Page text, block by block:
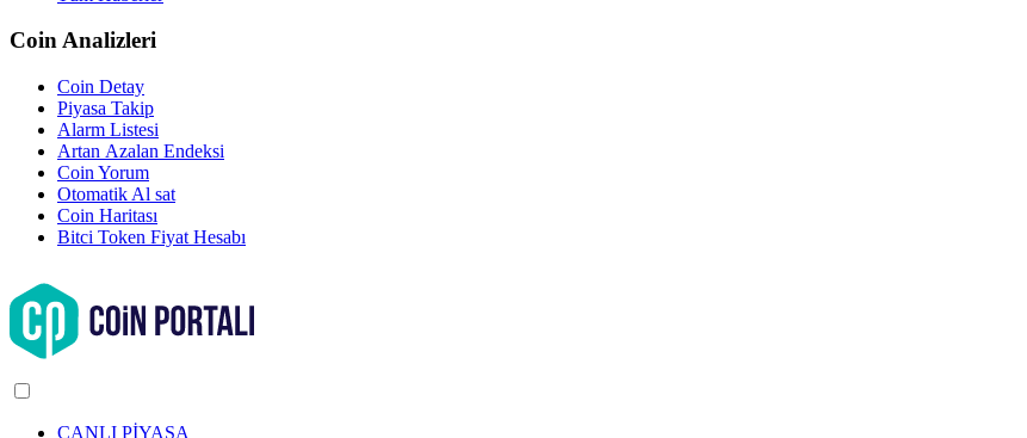
Coin Analizleri
Coin Detay
Piyasa Takip
Alarm Listesi
Artan Azalan Endeksi
Coin Yorum
Otomatik Al sat
Coin Haritası
Bitci Token Fiyat Hesabı
CANLI PİYASA